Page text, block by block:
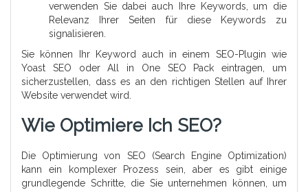
verwenden Sie dabei auch Ihre Keywords, um die
Relevanz Ihrer Seiten für diese Keywords zu
signalisieren.
Sie können Ihr Keyword auch in einem SEO-Plugin wie
Yoast SEO oder All in One SEO Pack eintragen, um
sicherzustellen, dass es an den richtigen Stellen auf Ihrer
Website verwendet wird.
Wie Optimiere Ich SEO?
Die Optimierung von SEO (Search Engine Optimization)
kann ein komplexer Prozess sein, aber es gibt einige
grundlegende Schritte, die Sie unternehmen können, um